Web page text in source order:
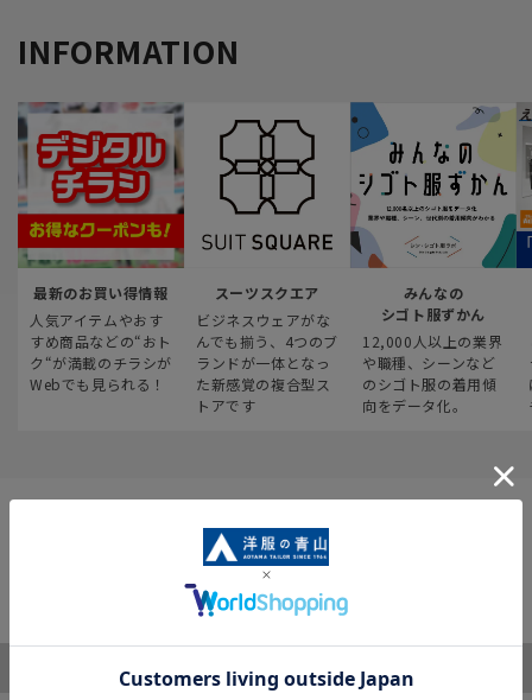
INFORMATION
最新のお買い得情報
人気アイテムやおす
すめ商品などの“おト
ク“が満載のチラシが
Webでも見られる！
スーツスクエア
ビジネスウェアがな
んでも揃う、4つのブ
ランドが一体となっ
た新感覚の複合型ス
トアです
みんなの
シゴト服ずかん
12,000人以上の業界
や職種、シーンなど
のシゴト服の着用傾
向をデータ化。
ご利用ガイド サポート・お問い合わせ
※税表記がないものはすべて税込み価格となります